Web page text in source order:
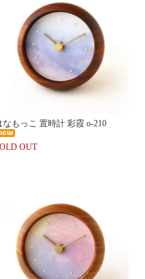
なもっこ 置時計 彩霞 o-210
OUT